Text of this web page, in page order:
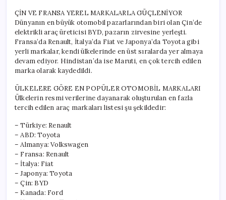
ÇİN VE FRANSA YEREL MARKALARLA GÜÇLENİYOR
Dünyanın en büyük otomobil pazarlarından biri olan Çin’de
elektrikli araç üreticisi BYD, pazarın zirvesine yerleşti.
Fransa’da Renault, İtalya’da Fiat ve Japonya’da Toyota gibi
yerli markalar, kendi ülkelerinde en üst sıralarda yer almaya
devam ediyor. Hindistan’da ise Maruti, en çok tercih edilen
marka olarak kaydedildi.
ÜLKELERE GÖRE EN POPÜLER OTOMOBİL MARKALARI
Ülkelerin resmi verilerine dayanarak oluşturulan en fazla
tercih edilen araç markaları listesi şu şekildedir:
– Türkiye: Renault
– ABD: Toyota
– Almanya: Volkswagen
– Fransa: Renault
– İtalya: Fiat
– Japonya: Toyota
– Çin: BYD
– Kanada: Ford